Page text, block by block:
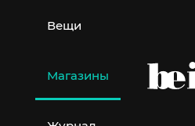
содержимому
Вещи
Магазины